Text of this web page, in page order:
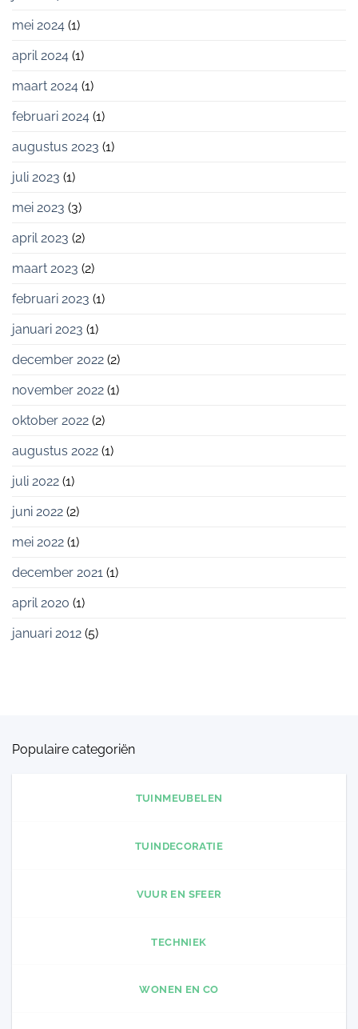
mei 2024 (1)
april 2024 (1)
maart 2024 (1)
februari 2024 (1)
augustus 2023 (1)
juli 2023 (1)
mei 2023 (3)
april 2023 (2)
maart 2023 (2)
februari 2023 (1)
januari 2023 (1)
december 2022 (2)
november 2022 (1)
oktober 2022 (2)
augustus 2022 (1)
juli 2022 (1)
juni 2022 (2)
mei 2022 (1)
december 2021 (1)
april 2020 (1)
januari 2012 (5)
Populaire categoriën
TUINMEUBELEN
TUINDECORATIE
VUUR EN SFEER
TECHNIEK
WONEN EN CO